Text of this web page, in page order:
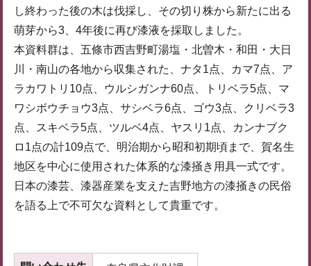
し終わった後の木は伐採し、その切り株から新たに出る
萌芽から3、4年後に再び漆液を採取しました。
本資料群は、五條市西吉野町湯塩・北曽木・和田・大日
川・南山の各地から収集された、ナタ1点、カマ7点、ア
ラカワトリ10点、ウルシガンナ60点、トリベラ5点、マ
ワシボウチョウ3点、サシベラ6点、ゴウ3点、クリベラ3
点、スキベラ5点、ツルベ4点、ヤスリ1点、カンナブク
ロ1点の計109点で、明治期から昭和初期頃まで、賀名生
地区を中心に使用された体系的な漆掻き用具一式です。
日本の漆芸、漆器産業を支えた吉野地方の漆掻きの民俗
を語る上で不可欠な資料として貴重です。